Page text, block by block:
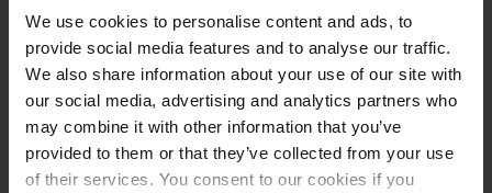
We use cookies to personalise content and ads, to
provide social media features and to analyse our traffic.
We also share information about your use of our site with
our social media, advertising and analytics partners who
may combine it with other information that you’ve
provided to them or that they’ve collected from your use
of their services. You consent to our cookies if you
špecifikácií a vybavenia vozidla.
Technické údaje
Batéria
Oloveno-kyselinová, 24 V /
250 Ah